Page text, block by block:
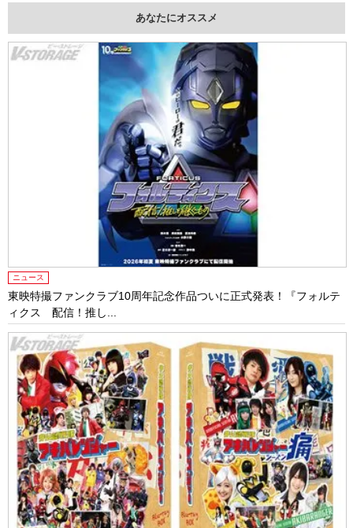
あなたにオススメ
ニュース
東映特撮ファンクラブ10周年記念作品ついに正式発表！『フォルテ
ィクス 配信！推し...